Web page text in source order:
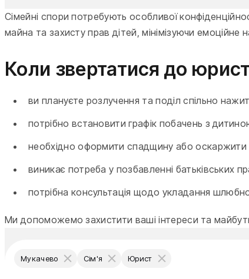
Сімейні спори потребують особливої
майна та захисту прав дітей, мінімізуючи емоційне
Коли звертатися до
ви плануєте розлучення та поділ спільно
потрібно встановити графік побачень з
необхідно оформити спадщину або оскаржити
виникає потреба у позбавленні батьківських
потрібна консультація щодо укладання
Ми допоможемо захистити ваші інтереси та
Мукачево Сім'я Юрист